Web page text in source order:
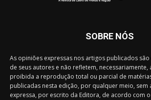
SOBRE NÓS
As opiniões expressas nos artigos publicados
de seus autores e não refletem, necessariamente,
proibida a reprodução total ou parcial de
publicadas nesta edição, por qualquer meio, sem
expressa, por escrito da Editora, de acordo com